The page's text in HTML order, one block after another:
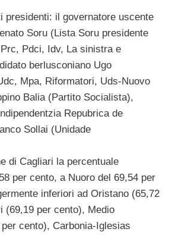
presidenti: il governatore uscente
Soru (Lista Soru presidente
Pdci, Idv, La sinistra e
berlusconiano Ugo
Mpa, Riformatori, Uds-Nuovo
Balia (Partito Socialista),
Repubrica de
Sollai (Unidade
di Cagliari la percentuale
per cento, a Nuoro del 69,54 per
inferiori ad Oristano (65,72
(69,19 per cento), Medio
cento), Carbonia-Iglesias